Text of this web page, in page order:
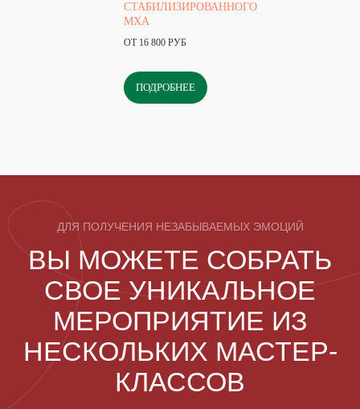
СТАБИЛИЗИРОВАННОГО
МХА
ОТ 16 800 РУБ
ПОДРОБНЕЕ